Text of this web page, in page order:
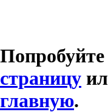
Попробуйте
страницу
главную.